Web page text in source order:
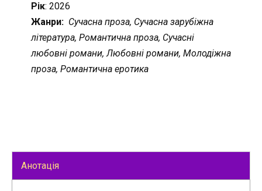
Рік: 2026
Жанри: Сучасна проза, Сучасна зарубіжна
література, Романтична проза, Сучасні
любовні романи, Любовні романи, Молодіжна
проза, Романтична еротика
Анотація